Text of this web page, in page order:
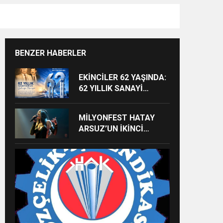
BENZER HABERLER
EKİNCİLER 62 YAŞINDA:
62 YILLIK SANAYİ
MİLYONFEST HATAY
ARSUZ’UN İKİNCİ
ÇAPANOĞLU SAHNE
ALACAK